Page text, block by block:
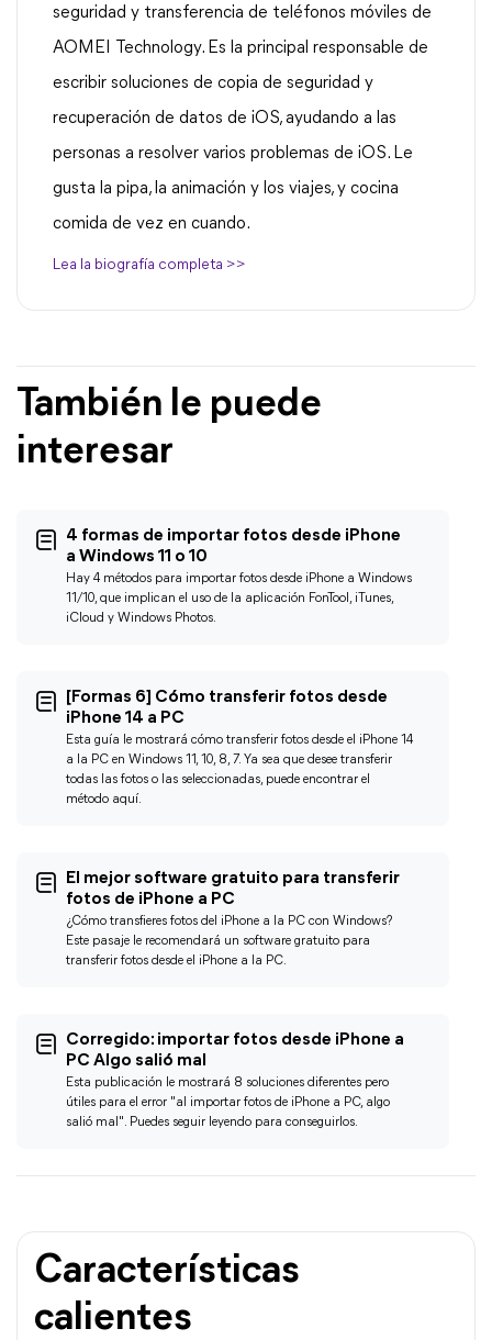
seguridad y transferencia de teléfonos móviles de
AOMEI Technology. Es la principal responsable de
escribir soluciones de copia de seguridad y
recuperación de datos de iOS, ayudando a las
personas a resolver varios problemas de iOS. Le
gusta la pipa, la animación y los viajes, y cocina
comida de vez en cuando.
Lea la biografía completa >>
También le puede
interesar
4 formas de importar fotos desde iPhone
a Windows 11 o 10
Hay 4 métodos para importar fotos desde iPhone a Windows
11/10, que implican el uso de la aplicación FonTool, iTunes,
iCloud y Windows Photos.
[Formas 6] Cómo transferir fotos desde
iPhone 14 a PC
Esta guía le mostrará cómo transferir fotos desde el iPhone 14
a la PC en Windows 11, 10, 8, 7. Ya sea que desee transferir
todas las fotos o las seleccionadas, puede encontrar el
método aquí.
El mejor software gratuito para transferir
fotos de iPhone a PC
¿Cómo transfieres fotos del iPhone a la PC con Windows?
Este pasaje le recomendará un software gratuito para
transferir fotos desde el iPhone a la PC.
Corregido: importar fotos desde iPhone a
PC Algo salió mal
Esta publicación le mostrará 8 soluciones diferentes pero
útiles para el error "al importar fotos de iPhone a PC, algo
salió mal". Puedes seguir leyendo para conseguirlos.
Características
calientes